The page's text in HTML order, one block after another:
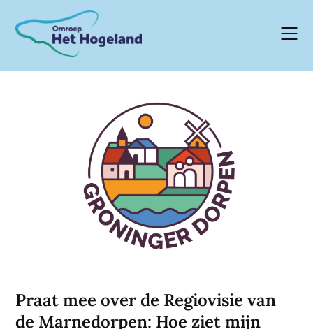
content
Praat mee over de Regiovisie van
de Marnedorpen: Hoe ziet mijn